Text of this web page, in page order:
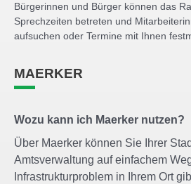
Bürgerinnen und Bürger können das
Sprechzeiten betreten und
aufsuchen oder Termine mit Ihnen
MAERKER
Wozu kann ich Maerker nutzen?
Über Maerker können Sie Ihrer
Amtsverwaltung auf einfachem
Infrastrukturproblem in Ihrem Ort